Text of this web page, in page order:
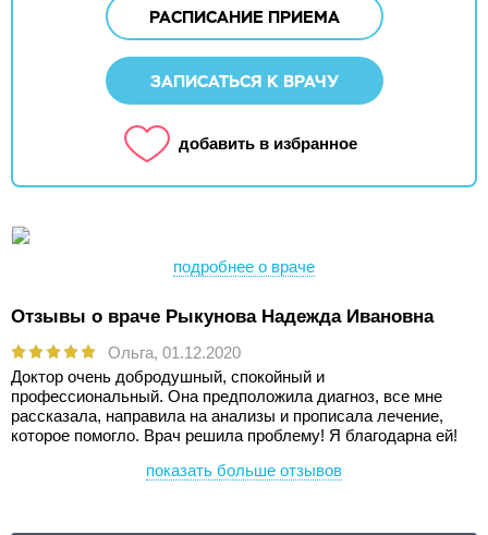
РАСПИСАНИЕ ПРИЕМА
ЗАПИСАТЬСЯ К ВРАЧУ
добавить в избранное
подробнее о враче
Отзывы о враче Рыкунова Надежда Ивановна
Ольга, 01.12.2020
Доктор очень добродушный, спокойный и
профессиональный. Она предположила диагноз, все мне
рассказала, направила на анализы и прописала лечение,
которое помогло. Врач решила проблему! Я благодарна ей!
показать больше отзывов